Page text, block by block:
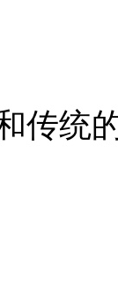
传统